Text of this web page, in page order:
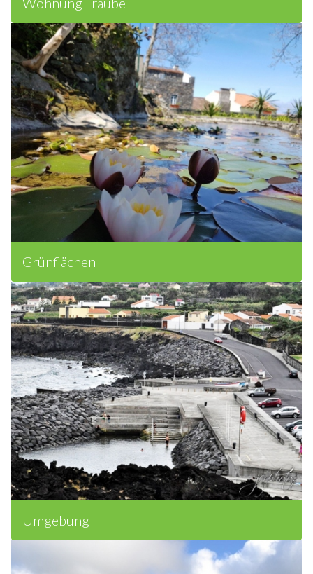
Wohnung Traube
Grünflächen
Umgebung